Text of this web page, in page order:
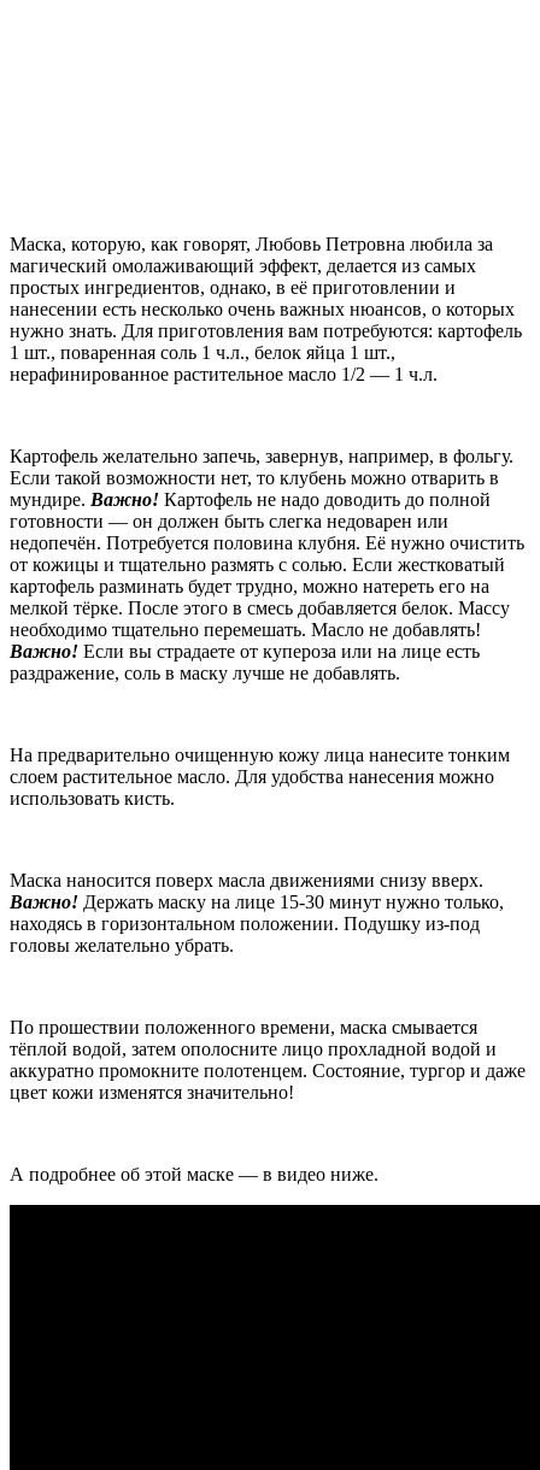
Маска, которую, как говорят, Любовь Петровна любила за
магический омолаживающий эффект, делается из самых
простых ингредиентов, однако, в её приготовлении и
нанесении есть несколько очень важных нюансов, о которых
нужно знать. Для приготовления вам потребуются: картофель
1 шт., поваренная соль 1 ч.л., белок яйца 1 шт.,
нерафинированное растительное масло 1/2 — 1 ч.л.
Картофель желательно запечь, завернув, например, в фольгу.
Если такой возможности нет, то клубень можно отварить в
мундире. Важно! Картофель не надо доводить до полной
готовности — он должен быть слегка недоварен или
недопечён. Потребуется половина клубня. Её нужно очистить
от кожицы и тщательно размять с солью. Если жестковатый
картофель разминать будет трудно, можно натереть его на
мелкой тёрке. После этого в смесь добавляется белок. Массу
необходимо тщательно перемешать. Масло не добавлять!
Важно! Если вы страдаете от купероза или на лице есть
раздражение, соль в маску лучше не добавлять.
На предварительно очищенную кожу лица нанесите тонким
слоем растительное масло. Для удобства нанесения можно
использовать кисть.
Маска наносится поверх масла движениями снизу вверх.
Важно! Держать маску на лице 15-30 минут нужно только,
находясь в горизонтальном положении. Подушку из-под
головы желательно убрать.
По прошествии положенного времени, маска смывается
тёплой водой, затем ополосните лицо прохладной водой и
аккуратно промокните полотенцем. Состояние, тургор и даже
цвет кожи изменятся значительно!
А подробнее об этой маске — в видео ниже.